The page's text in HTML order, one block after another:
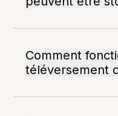
Comment
téléversement